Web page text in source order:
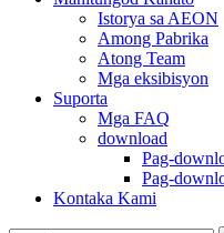
Istorya sa AEON
Among Pabrika
Atong Team
Mga eksibisyon
Suporta
Mga FAQ
download
Pag-
Pag-
Kontaka Kami